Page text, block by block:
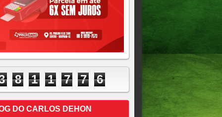
8 1 1 7 7 6
DO CARLOS DEHON